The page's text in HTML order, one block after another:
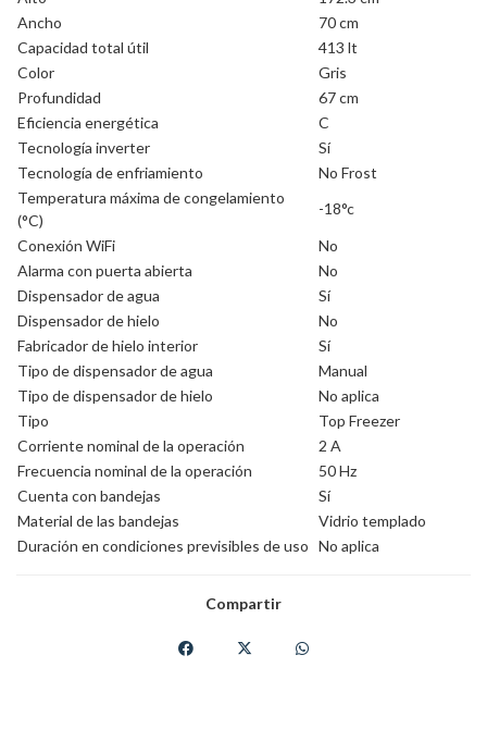
Ancho
70 cm
Capacidad total útil
413 lt
Color
Gris
Profundidad
67 cm
Eficiencia energética
C
Tecnología inverter
Sí
Tecnología de enfriamiento
No Frost
Temperatura máxima de congelamiento
(°C)
-18°c
Conexión WiFi
No
Alarma con puerta abierta
No
Dispensador de agua
Sí
Dispensador de hielo
No
Fabricador de hielo interior
Sí
Tipo de dispensador de agua
Manual
Tipo de dispensador de hielo
No aplica
Tipo
Top Freezer
Corriente nominal de la operación
2 A
Frecuencia nominal de la operación
50 Hz
Cuenta con bandejas
Sí
Material de las bandejas
Vidrio templado
Duración en condiciones previsibles de uso No aplica
Compartir